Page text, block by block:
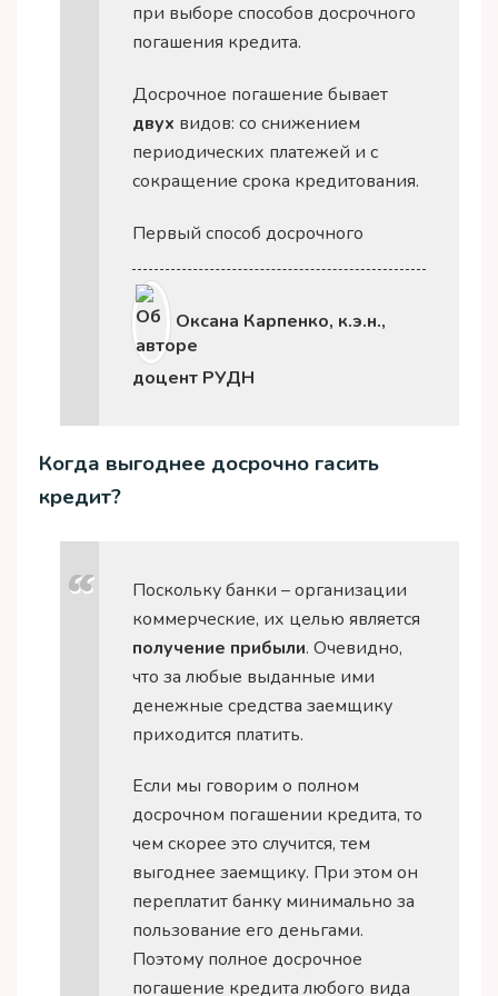
при выборе способов досрочного
погашения кредита.
Досрочное погашение бывает
двух видов: со снижением
периодических платежей и с
сокращение срока кредитования.
Первый способ досрочного
заемщикам, у которых
отсутствуют какие -либо
дополнительные обязательства,
например, необходимость
жизни. Срок кредитования
по нему будут минимальными.
При выборе данного способа
погашения кредита заемщик
должен условно поделить срок
кредита на 3 части. Предположим,
каждой части составляет 2 года. В
течение первой части кредита, то
есть первые два года заемщику
следует приложить все усилия для
досрочного погашения кредита.
Подобная стратегия погашения
кредита позволит ему заплатить
меньше процентов. Согласно
Оксана Карпенко, к.э.н.,
доцент РУДН
Когда выгоднее досрочно гасить
кредит?
Поскольку банки – организации
коммерческие, их целью является
получение прибыли. Очевидно,
что за любые выданные ими
денежные средства заемщику
приходится платить.
Если мы говорим о полном
досрочном погашении кредита, то
чем скорее это случится, тем
выгоднее заемщику. При этом он
переплатит банку минимально за
пользование его деньгами.
Поэтому полное досрочное
погашение кредита любого вида